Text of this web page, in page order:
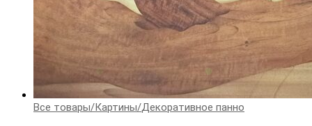
Все товары/Картины/Декоративное панно